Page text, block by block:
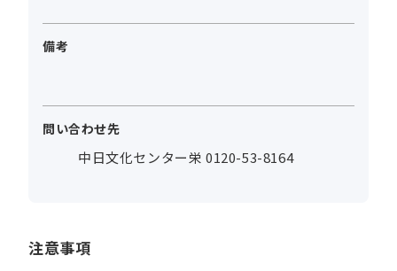
備考
問い合わせ先
中日文化センター栄 0120-53-8164
注意事項